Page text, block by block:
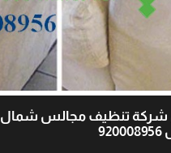
شركة تنظيف مجالس شمال